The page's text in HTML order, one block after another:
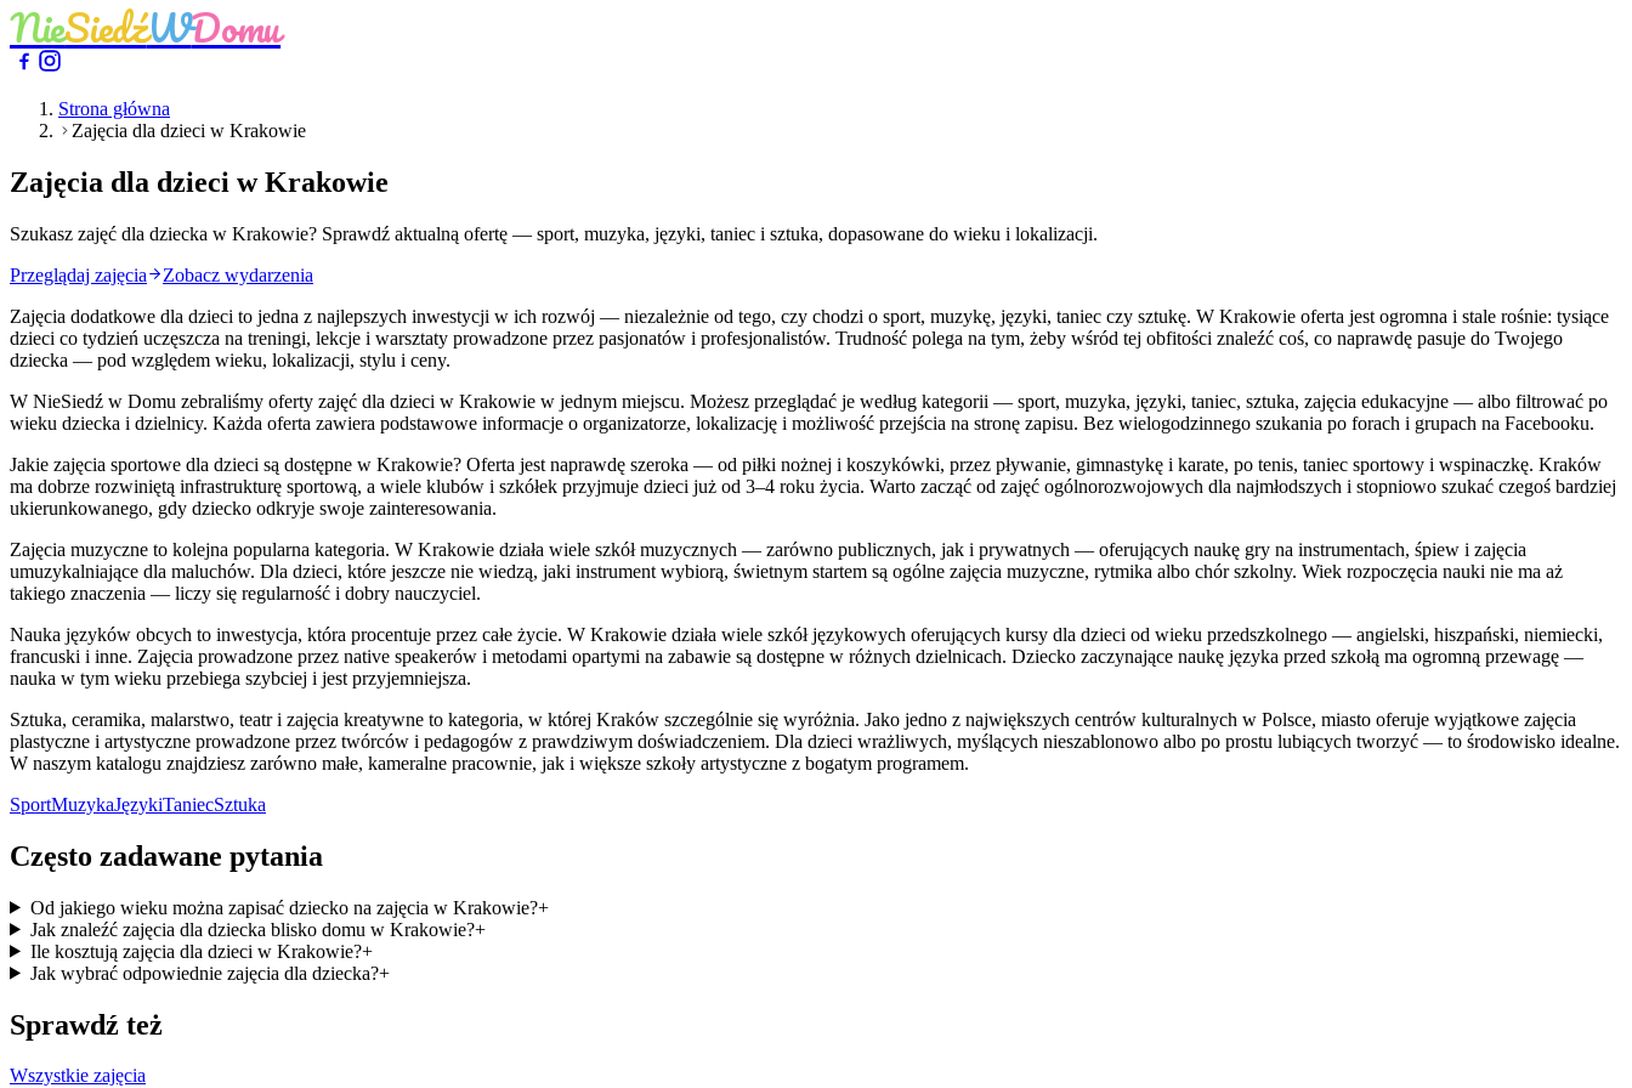
NieSiedźWDomu
Strona główna
Zajęcia dla dzieci w Krakowie
Zajęcia dla dzieci w Krakowie
Szukasz zajęć dla dziecka w Krakowie? Sprawdź aktualną ofertę — sport, muzyka, języki, taniec i sztuka, dopasowane do wieku i lokalizacji.
Przeglądaj zajęcia
Zobacz wydarzenia
Zajęcia dodatkowe dla dzieci to jedna z najlepszych inwestycji w ich rozwój — niezależnie od tego, czy chodzi o sport, muzykę, języki, taniec czy sztukę. W Krakowie oferta jest ogromna i stale rośnie: tysiące
dzieci co tydzień uczęszcza na treningi, lekcje i warsztaty prowadzone przez pasjonatów i profesjonalistów. Trudność polega na tym, żeby wśród tej obfitości znaleźć coś, co naprawdę pasuje do Twojego
dziecka — pod względem wieku, lokalizacji, stylu i ceny.
W NieSiedź w Domu zebraliśmy oferty zajęć dla dzieci w Krakowie w jednym miejscu. Możesz przeglądać je według kategorii — sport, muzyka, języki, taniec, sztuka, zajęcia edukacyjne — albo filtrować po
wieku dziecka i dzielnicy. Każda oferta zawiera podstawowe informacje o organizatorze, lokalizację i możliwość przejścia na stronę zapisu. Bez wielogodzinnego szukania po forach i grupach na Facebooku.
Jakie zajęcia sportowe dla dzieci są dostępne w Krakowie? Oferta jest naprawdę szeroka — od piłki nożnej i koszykówki, przez pływanie, gimnastykę i karate, po tenis, taniec sportowy i wspinaczkę. Kraków
ma dobrze rozwiniętą infrastrukturę sportową, a wiele klubów i szkółek przyjmuje dzieci już od 3–4 roku życia. Warto zacząć od zajęć ogólnorozwojowych dla najmłodszych i stopniowo szukać czegoś bardziej
ukierunkowanego, gdy dziecko odkryje swoje zainteresowania.
Zajęcia muzyczne to kolejna popularna kategoria. W Krakowie działa wiele szkół muzycznych — zarówno publicznych, jak i prywatnych — oferujących naukę gry na instrumentach, śpiew i zajęcia
umuzykalniające dla maluchów. Dla dzieci, które jeszcze nie wiedzą, jaki instrument wybiorą, świetnym startem są ogólne zajęcia muzyczne, rytmika albo chór szkolny. Wiek rozpoczęcia nauki nie ma aż
takiego znaczenia — liczy się regularność i dobry nauczyciel.
Nauka języków obcych to inwestycja, która procentuje przez całe życie. W Krakowie działa wiele szkół językowych oferujących kursy dla dzieci od wieku przedszkolnego — angielski, hiszpański, niemiecki,
francuski i inne. Zajęcia prowadzone przez native speakerów i metodami opartymi na zabawie są dostępne w różnych dzielnicach. Dziecko zaczynające naukę języka przed szkołą ma ogromną przewagę —
nauka w tym wieku przebiega szybciej i jest przyjemniejsza.
Sztuka, ceramika, malarstwo, teatr i zajęcia kreatywne to kategoria, w której Kraków szczególnie się wyróżnia. Jako jedno z największych centrów kulturalnych w Polsce, miasto oferuje wyjątkowe zajęcia
plastyczne i artystyczne prowadzone przez twórców i pedagogów z prawdziwym doświadczeniem. Dla dzieci wrażliwych, myślących nieszablonowo albo po prostu lubiących tworzyć — to środowisko idealne.
W naszym katalogu znajdziesz zarówno małe, kameralne pracownie, jak i większe szkoły artystyczne z bogatym programem.
SportMuzykaJęzykiTaniecSztuka
Często zadawane pytania
Od jakiego wieku można zapisać dziecko na zajęcia w Krakowie?+
Jak znaleźć zajęcia dla dziecka blisko domu w Krakowie?+
Ile kosztują zajęcia dla dzieci w Krakowie?+
Jak wybrać odpowiednie zajęcia dla dziecka?+
Sprawdź też
Wszystkie zajęcia